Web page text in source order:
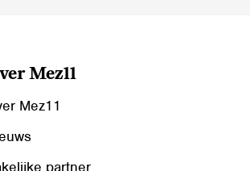
Mez11
Mez11
partner